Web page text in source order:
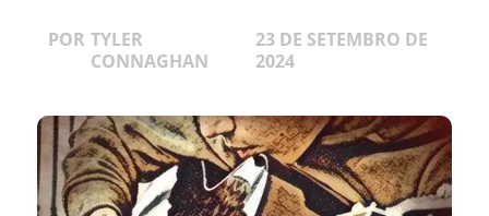
POR TYLER
CONNAGHAN
23 DE SETEMBRO DE
2024